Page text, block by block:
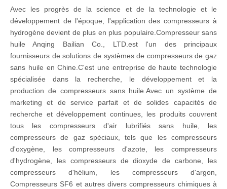
Avec les progrès de la science et de la technologie et le
développement de l'époque, l'application des compresseurs à
hydrogène devient de plus en plus populaire.Compresseur sans
huile Anqing Bailian Co., LTD.est l'un des principaux
fournisseurs de solutions de systèmes de compresseurs de gaz
sans huile en Chine.C'est une entreprise de haute technologie
spécialisée dans la recherche, le développement et la
production de compresseurs sans huile.Avec un système de
marketing et de service parfait et de solides capacités de
recherche et développement continues, les produits couvrent
tous les compresseurs d'air lubrifiés sans huile, les
compresseurs de gaz spéciaux, tels que les compresseurs
d'oxygène, les compresseurs d'azote, les compresseurs
d'hydrogène, les compresseurs de dioxyde de carbone, les
compresseurs d'hélium, les compresseurs d'argon,
Compresseurs SF6 et autres divers compresseurs chimiques à